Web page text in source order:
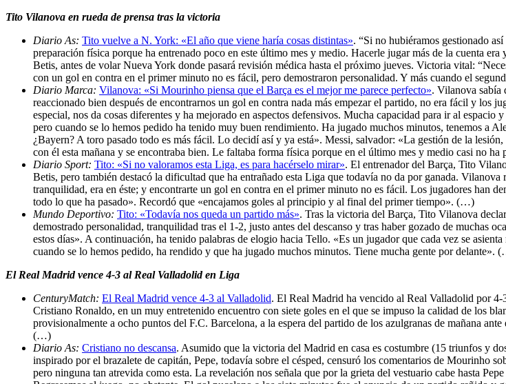
Tito Vilanova en rueda de prensa tras la victoria
Diario As: Tito vuelve a N. York: «El año que viene haría cosas distintas». “Si no hubiéramos gestionado
preparación física porque ha entrenado poco en este último mes y medio. Hacerle jugar más de la cuenta
Betis, antes de volar Nueva York donde pasará revisión médica hasta el próximo jueves. Victoria vital:
con un gol en contra en el primer minuto no es fácil, pero demostraron personalidad. Y más cuando el
Diario Marca: Vilanova: «Si Mourinho piensa que el Barça es el mejor me parece perfecto». Vilanova sabía
reaccionado bien después de encontrarnos un gol en contra nada más empezar el partido, no era fácil y
especial, nos da cosas diferentes y ha mejorado en aspectos defensivos. Mucha capacidad para ir al
pero cuando se lo hemos pedido ha tenido muy buen rendimiento. Ha jugado muchos minutos, tenemos a
¿Bayern? A toro pasado todo es más fácil. Lo decidí así y ya está». Messi, salvador: «La gestión de la
con él esta mañana y se encontraba bien. Le faltaba forma física porque en el último mes y medio casi no
Diario Sport: Tito: «Si no valoramos esta Liga, es para hacérselo mirar». El entrenador del Barça, Tito
Betis, pero también destacó la dificultad que ha entrañado esta Liga que todavía no da por ganada.
tranquilidad, era en éste; y encontrarte un gol en contra en el primer minuto no es fácil. Los jugadores han
todo lo que ha pasado». Recordó que «encajamos goles al principio y al final del primer tiempo». (…)
Mundo Deportivo: Tito: «Todavía nos queda un partido más». Tras la victoria del Barça, Tito Vilanova
demostrado personalidad, tranquilidad tras el 1-2, justo antes del descanso y tras haber gozado de muchas
estos días». A continuación, ha tenido palabras de elogio hacia Tello. «Es un jugador que cada vez se
cuando se lo hemos pedido, ha rendido y que ha jugado muchos minutos. Tiene mucha gente por delante».
El Real Madrid vence 4-3 al Real Valladolid en Liga
CenturyMatch: El Real Madrid vence 4-3 al Valladolid. El Real Madrid ha vencido al Real Valladolid por
Cristiano Ronaldo, en un muy entretenido encuentro con siete goles en el que se impuso la calidad de los
provisionalmente a ocho puntos del F.C. Barcelona, a la espera del partido de los azulgranas de mañana
(…)
Diario As: Cristiano no descansa. Asumido que la victoria del Madrid en casa es costumbre (15 triunfos y
inspirado por el brazalete de capitán, Pepe, todavía sobre el césped, censuró los comentarios de Mourinho
pero ninguna tan atrevida como esta. La revelación nos señala que por la grieta del vestuario cabe hasta